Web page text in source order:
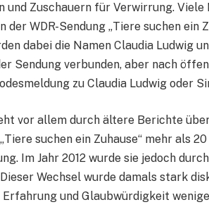
und Zuschauern für Verwirrung. Viele
der WDR-Sendung „Tiere suchen ein
dabei die Namen Claudia Ludwig
Sendung verbunden, aber nach
zu Claudia Ludwig oder
vor allem durch ältere Berichte
suchen ein Zuhause“ mehr als
Im Jahr 2012 wurde sie jedoch
Wechsel wurde damals stark
Erfahrung und Glaubwürdigkeit